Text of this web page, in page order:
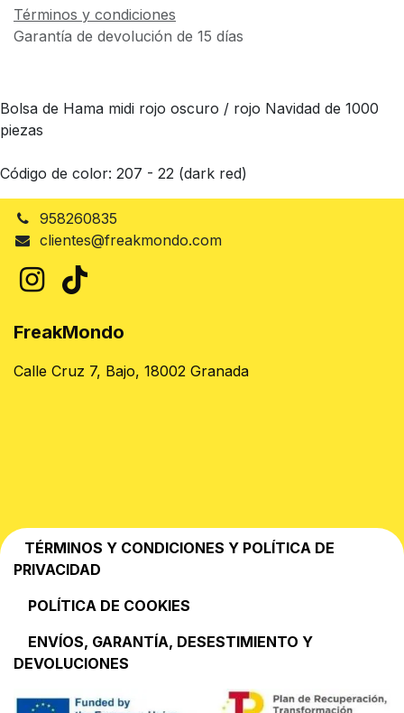
Términos y condiciones
Garantía de devolución de 15 días
Bolsa de Hama midi rojo oscuro / rojo Navidad de 1000
piezas
Código de color: 207 - 22 (dark red)
958260835
clientes@freakmondo.com
FreakMondo
Calle Cruz 7, Bajo, 18002 Granada
TÉRMINOS Y CONDICIONES Y POLÍTICA DE
PRIVACIDAD
POLÍTICA DE COOKIES
EN​VÍOS, GARANTÍA, DESESTIMIENTO Y
DEVOLUCIONES